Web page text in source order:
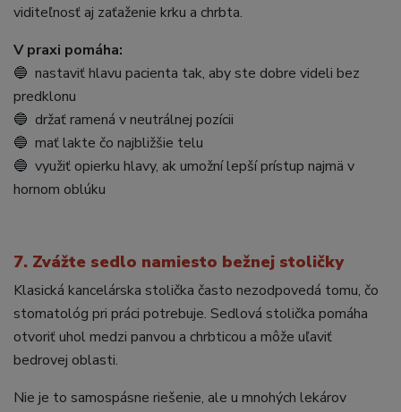
viditeľnosť aj zaťaženie krku a chrbta.
V praxi pomáha:
🔵 nastaviť hlavu pacienta tak, aby ste dobre videli bez
predklonu
🔵 držať ramená v neutrálnej pozícii
🔵 mať lakte čo najbližšie telu
🔵 využiť opierku hlavy, ak umožní lepší prístup najmä v
hornom oblúku
7. Zvážte sedlo namiesto bežnej stoličky
Klasická kancelárska stolička často nezodpovedá tomu, čo
stomatológ pri práci potrebuje. Sedlová stolička pomáha
otvoriť uhol medzi panvou a chrbticou a môže uľaviť
bedrovej oblasti.
Nie je to samospásne riešenie, ale u mnohých lekárov